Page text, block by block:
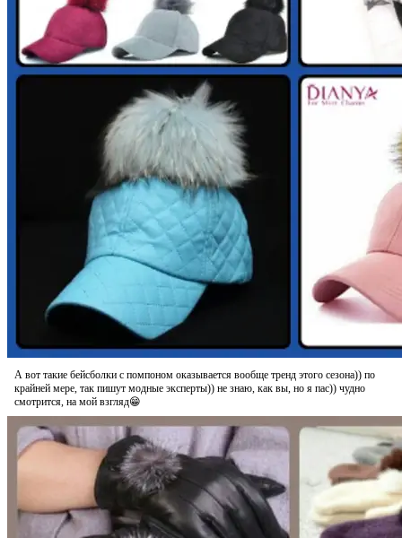
А вот такие бейсболки с помпоном оказывается вообще тренд этого сезона)) по
крайней мере, так пишут модные эксперты)) не знаю, как вы, но я пас)) чудно
смотрится, на мой взгляд😁